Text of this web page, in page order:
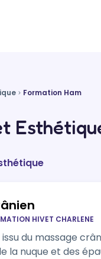
Formation Ham
HIVET CHARLENE
du massage
la nuque et des